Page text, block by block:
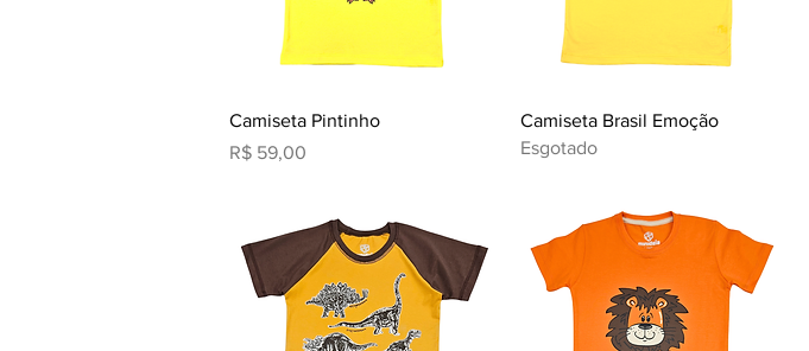
Visualização rápida
Camiseta Pintinho
Preço
R$ 59,00
Visualização rápida
Camiseta Brasil Emoção
Esgotado